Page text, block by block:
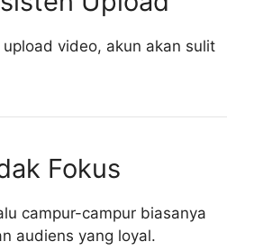
video, akun akan sulit
Fokus
campur-campur biasanya
audiens yang loyal.